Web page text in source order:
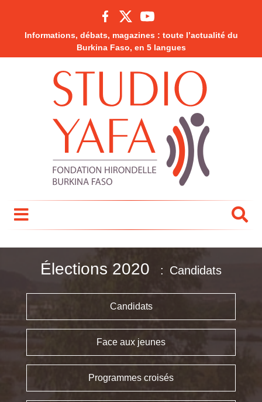
Informations, débats, magazines : toute l’actualité du
Burkina Faso, en 5 langues
Élections 2020 Candidats
Candidats
Face aux jeunes
Programmes croisés